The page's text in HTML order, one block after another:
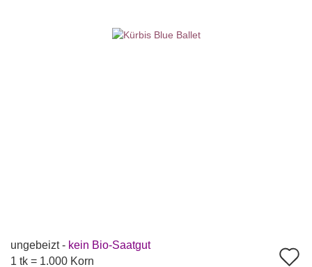
ungebeizt - kein Bio-Saatgut
1 tk = 1.000 Korn